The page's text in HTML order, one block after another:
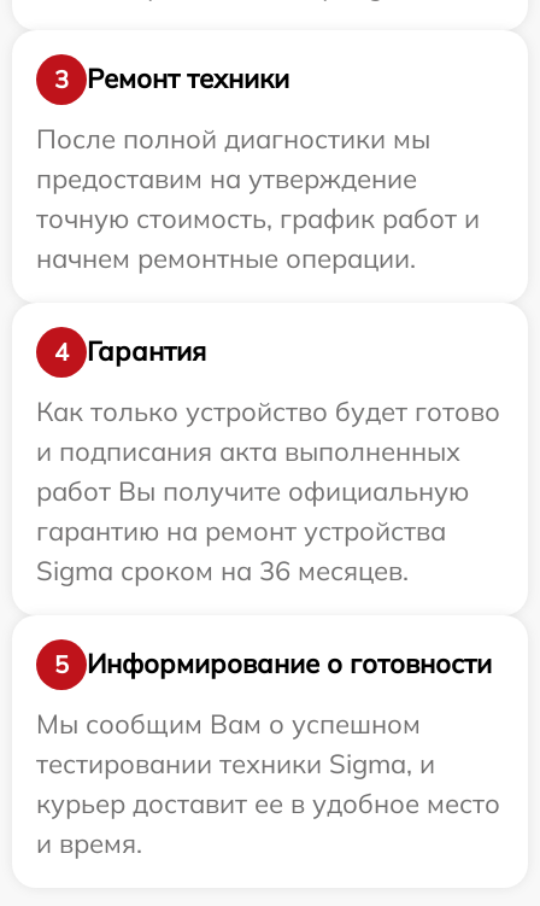
3
Ремонт техники
После полной диагностики мы
предоставим на утверждение
точную стоимость, график работ и
начнем ремонтные операции.
4
Гарантия
Как только устройство будет готово
и подписания акта выполненных
работ Вы получите официальную
гарантию на ремонт устройства
Sigma сроком на 36 месяцев.
5
Информирование о готовности
Мы сообщим Вам о успешном
тестировании техники Sigma, и
курьер доставит ее в удобное место
и время.